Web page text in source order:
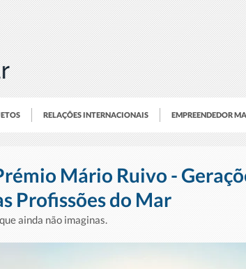
RELAÇÕES INTERNACIONAIS EMPREENDEDOR
Mário Ruivo -
Profissões do Mar
ainda não imaginas.